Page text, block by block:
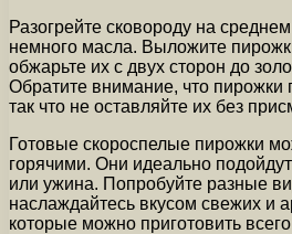
Разогрейте сковороду на
немного масла. Выложите
обжарьте их с двух сторон до
Обратите внимание, что пирожки
так что не оставляйте их без
Готовые скороспелые пирожки
горячими. Они идеально
или ужина. Попробуйте разные
наслаждайтесь вкусом свежих и
которые можно приготовить